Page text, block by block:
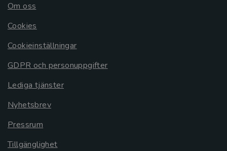
Om oss
Cookies
Cookieinställningar
GDPR och personuppgifter
Lediga tjänster
Nyhetsbrev
Pressrum
Tillgänglighet